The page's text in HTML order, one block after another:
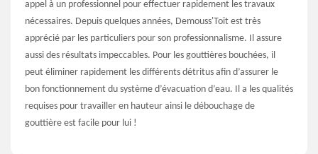
appel à un professionnel pour effectuer rapidement les travaux
nécessaires. Depuis quelques années, Demouss'Toit est très
apprécié par les particuliers pour son professionnalisme. Il assure
aussi des résultats impeccables. Pour les gouttières bouchées, il
peut éliminer rapidement les différents détritus afin d’assurer le
bon fonctionnement du système d’évacuation d’eau. Il a les qualités
requises pour travailler en hauteur ainsi le débouchage de
gouttière est facile pour lui !